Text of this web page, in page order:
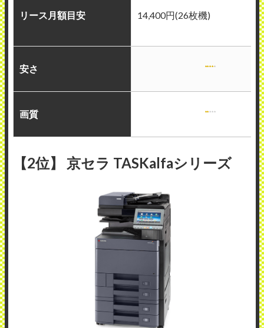
リース月額目安 14,400円(26枚機)
安さ
画質
【2位】 京セラ TASKalfaシリーズ